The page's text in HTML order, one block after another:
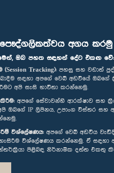
අගය කරමු
ඔබ පහත සඳහන් දේට එකඟ වේ:
Tracking): පහසු සහ වඩාත්
සඳහා අපගේ වෙබ් අඩවියේ ඔබගේ
අපි සැසි භාවිතා කරන්නෙමු.
අපගේ සේවාවන්හි ආරක්ෂාව සහ
ඔබගේ IP ලිපිනය, උපාංග විස්තර සහ
විශ්ලේෂණය: අපගේ වෙබ් අඩවිය
විශ්ලේෂණය කරන්නෙමු. ඒ සඳහා
පිළිබඳ නිර්නාමික දත්ත එකතු